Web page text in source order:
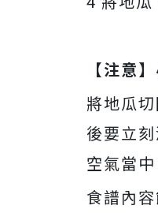
【注意
將地瓜
後要立
空氣當中
食譜內